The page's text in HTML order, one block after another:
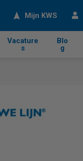
Mijn KWS
Vacature
s
Blo
g